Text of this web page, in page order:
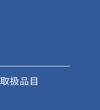
扱品目